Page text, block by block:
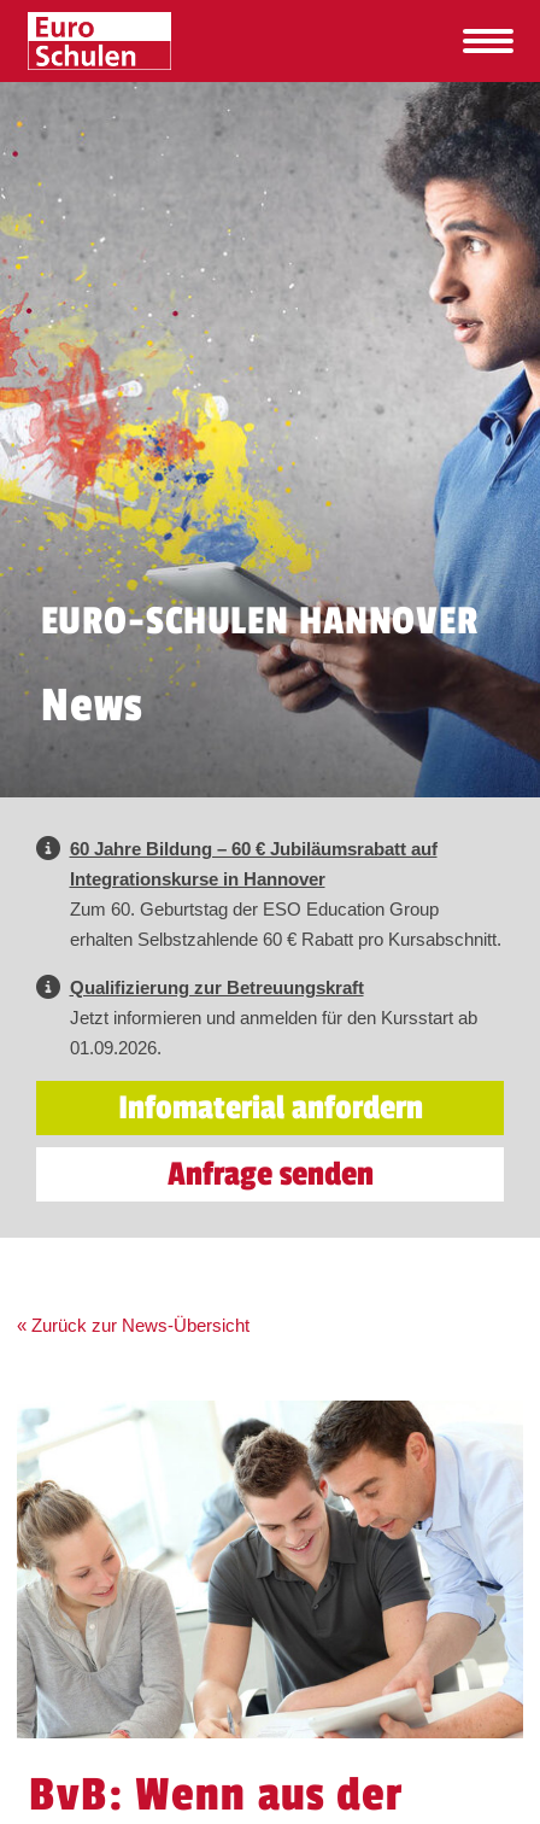
EURO-SCHULEN HANNOVER
News
60 Jahre Bildung – 60 € Jubiläumsrabatt auf
Integrationskurse in Hannover
Zum 60. Geburtstag der ESO Education Group
erhalten Selbstzahlende 60 € Rabatt pro Kursabschnitt.
Qualifizierung zur Betreuungskraft
Jetzt informieren und anmelden für den Kursstart ab
01.09.2026.
Infomaterial anfordern
Anfrage senden
« Zurück zur News-Übersicht
BvB: Wenn aus der